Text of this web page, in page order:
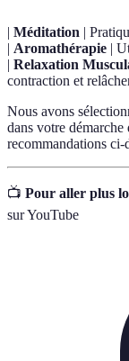
Méditation |
Aromathérapie |
Relaxation
contraction et
Nous avons
dans votre
recommandations ci-
📺 Pour aller plus
sur YouTube